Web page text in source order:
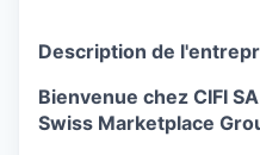
Description de
Bienvenue chez CIFI
Swiss Marketplace